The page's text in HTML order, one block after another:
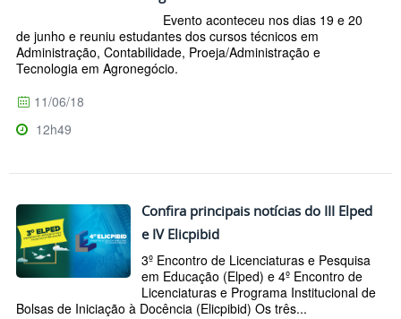
Evento aconteceu nos dias 19 e 20
de junho e reuniu estudantes dos cursos técnicos em
Administração, Contabilidade, Proeja/Administração e
Tecnologia em Agronegócio.
11/06/18
12h49
Confira principais notícias do III Elped
e IV Elicpibid
3º Encontro de Licenciaturas e Pesquisa
em Educação (Elped) e 4º Encontro de
Licenciaturas e Programa Institucional de
Bolsas de Iniciação à Docência (Elicpibid) Os três...